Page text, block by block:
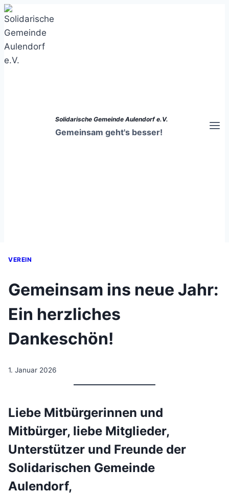
Zum
Inhalt
springen
Solidarische Gemeinde Aulendorf e.V.
Gemeinsam geht's besser!
VEREIN
Gemeinsam ins neue Jahr:
Ein herzliches
Dankeschön!
1. Januar 2026
Liebe Mitbürgerinnen und
Mitbürger, liebe Mitglieder,
Unterstützer und Freunde der
Solidarischen Gemeinde
Aulendorf,